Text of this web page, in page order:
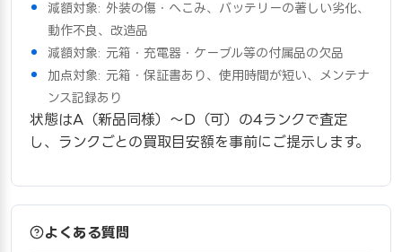
減額対象: 外装の傷・へこみ、バッテリーの著しい劣化、
動作不良、改造品
減額対象: 元箱・充電器・ケーブル等の付属品の欠品
加点対象: 元箱・保証書あり、使用時間が短い、メンテナ
ンス記録あり
状態はA（新品同様）〜D（可）の4ランクで査定
し、ランクごとの買取目安額を事前にご提示します。
よくある質問